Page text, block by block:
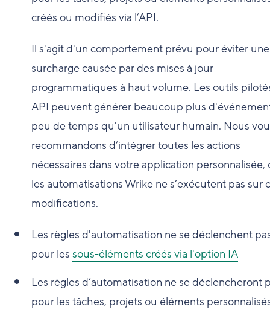
créés ou modifiés via l’API.
Il s'agit d'un comportement prévu pour éviter une
surcharge causée par des mises à jour
programmatiques à haut volume. Les outils
API peuvent générer beaucoup plus
peu de temps qu'un utilisateur humain. Nous
recommandons d’intégrer toutes les actions
nécessaires dans votre application personnalisée,
les automatisations Wrike ne s’exécutent pas sur
modifications.
Les règles d'automatisation ne se déclenchent
pour les sous-éléments créés via l'option IA
Les règles d’automatisation ne se déclencheront
pour les tâches, projets ou éléments